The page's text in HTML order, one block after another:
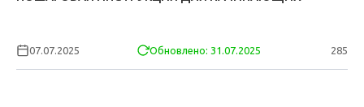
07.07.2025 Обновлено: 31.07.2025 285